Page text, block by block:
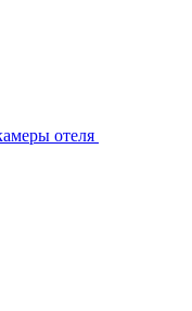
отеля